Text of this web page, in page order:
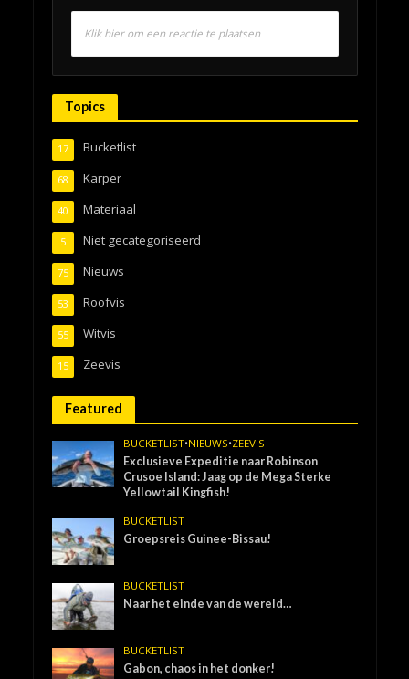
Klik hier om een reactie te plaatsen
Topics
Bucketlist
17
Karper
68
Materiaal
40
Niet gecategoriseerd
5
Nieuws
75
Roofvis
53
Witvis
55
Zeevis
15
Featured
BUCKETLIST•NIEUWS•ZEEVIS
Exclusieve Expeditie naar Robinson
Crusoe Island: Jaag op de Mega Sterke
Yellowtail Kingfish!
BUCKETLIST
Groepsreis Guinee-Bissau!
BUCKETLIST
Naar het einde van de wereld…
BUCKETLIST
Gabon, chaos in het donker!